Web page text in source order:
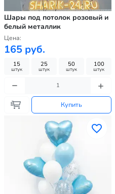
Шары под потолок розовый и
белый металлик
Цена:
165 руб.
15
штук
25
штук
50
штук
100
штук
Купить